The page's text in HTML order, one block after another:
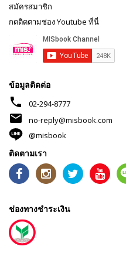
สมัครสมาชิก
กดติดตามช่อง Youtube ที่นี่
ข้อมูลติดต่อ
phone 02-294-8777
mail
no-reply@misbook.com
@misbook
ติดตามเรา
ช่องทางชำระเงิน